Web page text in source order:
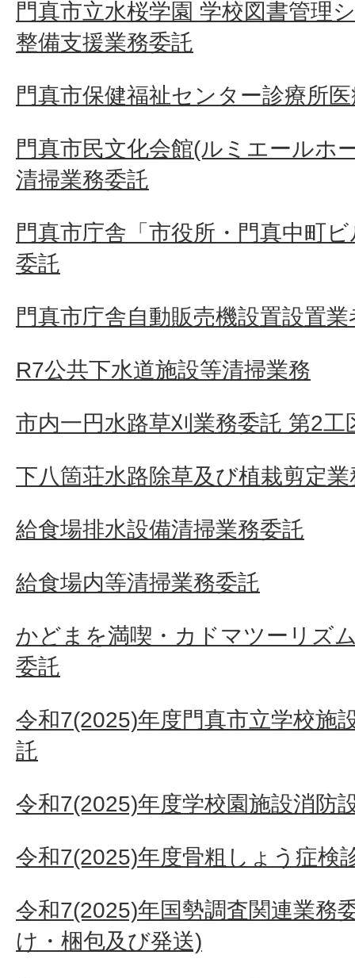
門真市立水桜学園 学校図書管理
整備支援業務委託
門真市保健福祉センター診療所
門真市民文化会館(ルミエールホ
清掃業務委託
門真市庁舎「市役所・門真中町
委託
門真市庁舎自動販売機設置設置
R7公共下水道施設等清掃業務
市内一円水路草刈業務委託 第2工
下八箇荘水路除草及び植栽剪定
給食場排水設備清掃業務委託
給食場内等清掃業務委託
かどまを満喫・カドマツーリズ
委託
令和7(2025)年度門真市立学校施
託
令和7(2025)年度学校園施設消防
令和7(2025)年度骨粗しょう症検
令和7(2025)年国勢調査関連業務
け・梱包及び発送)